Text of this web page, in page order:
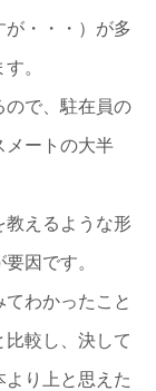
が・・・）が多
。
ので、駐在員の
メートの大半
教えるような形
因です。
わかったこと
較し、決して
り上と思えた